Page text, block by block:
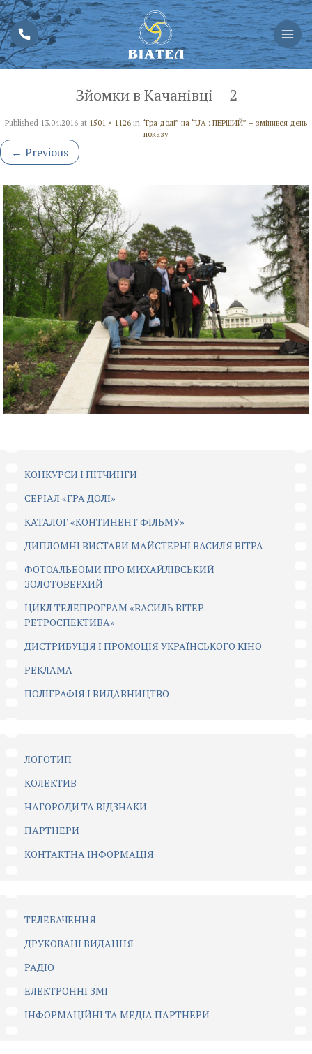
Зйомки в Качанівці – 2
Published 13.04.2016 at 1501 × 1126 in “Гра долі” на “UA : ПЕРШИЙ” – змінився день
показу
← Previous
КОНКУРСИ І ПІТЧИНГИ
CЕРІАЛ «ГРА ДОЛІ»
КАТАЛОГ «КОНТИНЕНТ ФІЛЬМУ»
ДИПЛОМНІ ВИСТАВИ МАЙСТЕРНІ ВАСИЛЯ ВІТРА
ФОТОАЛЬБОМИ ПРО МИХАЙЛІВСЬКИЙ
ЗОЛОТОВЕРХИЙ
ЦИКЛ ТЕЛЕПРОГРАМ «ВАСИЛЬ ВІТЕР.
РЕТРОСПЕКТИВА»
ДИСТРИБУЦІЯ І ПРОМОЦІЯ УКРАЇНСЬКОГО КІНО
РЕКЛАМА
ПОЛІГРАФІЯ І ВИДАВНИЦТВО
ЛОГОТИП
КОЛЕКТИВ
НАГОРОДИ ТА ВІДЗНАКИ
ПАРТНЕРИ
КОНТАКТНА ІНФОРМАЦІЯ
ТЕЛЕБАЧЕННЯ
ДРУКОВАНІ ВИДАННЯ
РАДІО
ЕЛЕКТРОННІ ЗМІ
ІНФОРМАЦІЙНІ ТА МЕДІА ПАРТНЕРИ